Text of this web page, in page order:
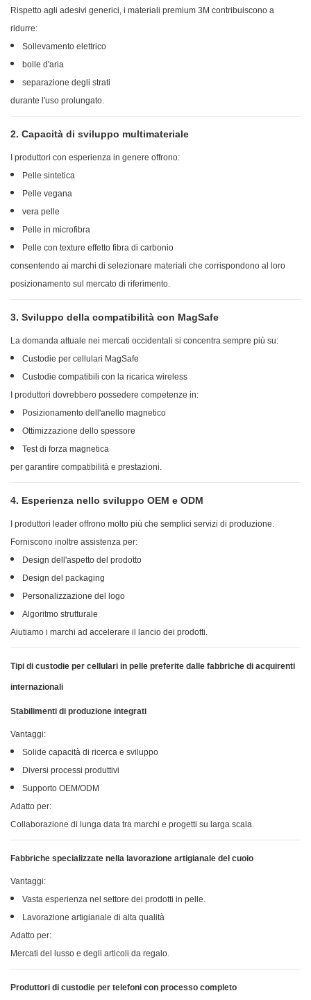
Rispetto agli adesivi generici, i materiali premium 3M contribuiscono a
ridurre:
Sollevamento elettrico
bolle d'aria
separazione degli strati
durante l'uso prolungato.
2. Capacità di sviluppo multimateriale
I produttori con esperienza in genere offrono:
Pelle sintetica
Pelle vegana
vera pelle
Pelle in microfibra
Pelle con texture effetto fibra di carbonio
consentendo ai marchi di selezionare materiali che corrispondono al loro
posizionamento sul mercato di riferimento.
3. Sviluppo della compatibilità con MagSafe
La domanda attuale nei mercati occidentali si concentra sempre più su:
Custodie per cellulari MagSafe
Custodie compatibili con la ricarica wireless
I produttori dovrebbero possedere competenze in:
Posizionamento dell'anello magnetico
Ottimizzazione dello spessore
Test di forza magnetica
per garantire compatibilità e prestazioni.
4. Esperienza nello sviluppo OEM e ODM
I produttori leader offrono molto più che semplici servizi di produzione.
Forniscono inoltre assistenza per:
Design dell'aspetto del prodotto
Design del packaging
Personalizzazione del logo
Algoritmo strutturale
Aiutiamo i marchi ad accelerare il lancio dei prodotti.
Tipi di custodie per cellulari in pelle preferite dalle fabbriche di acquirenti
internazionali
Stabilimenti di produzione integrati
Vantaggi:
Solide capacità di ricerca e sviluppo
Diversi processi produttivi
Supporto OEM/ODM
Adatto per:
Collaborazione di lunga data tra marchi e progetti su larga scala.
Fabbriche specializzate nella lavorazione artigianale del cuoio
Vantaggi:
Vasta esperienza nel settore dei prodotti in pelle.
Lavorazione artigianale di alta qualità
Adatto per:
Mercati del lusso e degli articoli da regalo.
Produttori di custodie per telefoni con processo completo